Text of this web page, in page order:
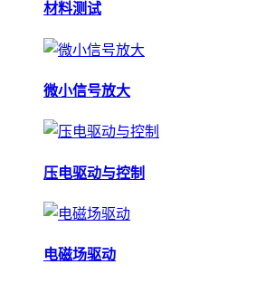
材料测试
微小信号放大
压电驱动与控制
电磁场驱动